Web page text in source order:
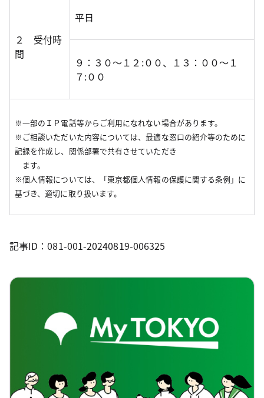
２ 受付時
間
平日
９：３０～１２:００、１３：００～１
７:００
※一部のＩＰ電話等からご利用になれない場合があります。
※ご相談いただいた内容については、最適な窓口の紹介等のために
記録を作成し、関係部署で共有させていただき
ます。
※個人情報については、「東京都個人情報の保護に関する条例」に
基づき、適切に取り扱います。
記事ID：081-001-20240819-006325